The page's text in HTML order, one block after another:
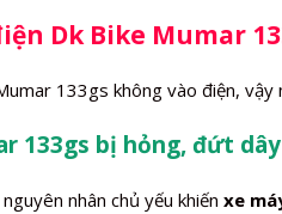
Dk Bike Mumar
133gs không vào điện,
133gs bị hỏng, đứt dây
nhân chủ yếu khiến xe